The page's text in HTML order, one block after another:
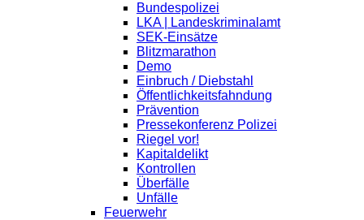
Bundespolizei
LKA | Landeskriminalamt
SEK-Einsätze
Blitzmarathon
Demo
Einbruch / Diebstahl
Öffentlichkeitsfahndung
Prävention
Pressekonferenz Polizei
Riegel vor!
Kapitaldelikt
Kontrollen
Überfälle
Unfälle
Feuerwehr